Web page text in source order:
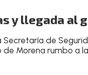
y llegada al
Secretaría de
Morena rumbo a